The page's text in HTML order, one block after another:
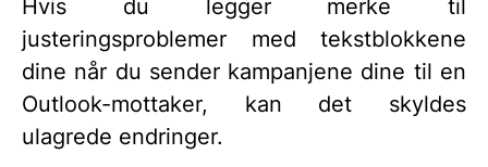
Hvis du legger merke til
justeringsproblemer med tekstblokkene
dine når du sender kampanjene dine til en
Outlook-mottaker, kan det skyldes
ulagrede endringer.